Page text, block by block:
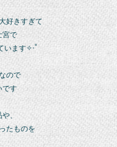
好きすぎて
宮で
います✧‧˚
ので
です
、
たものを